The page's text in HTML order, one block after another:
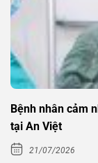
Bệnh nhân cảm
tại An Việt
21/07/2026